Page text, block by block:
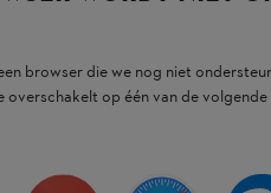
er tegelijkertijd zeer fraai en
browser die we nog niet
overschakelt op één van de